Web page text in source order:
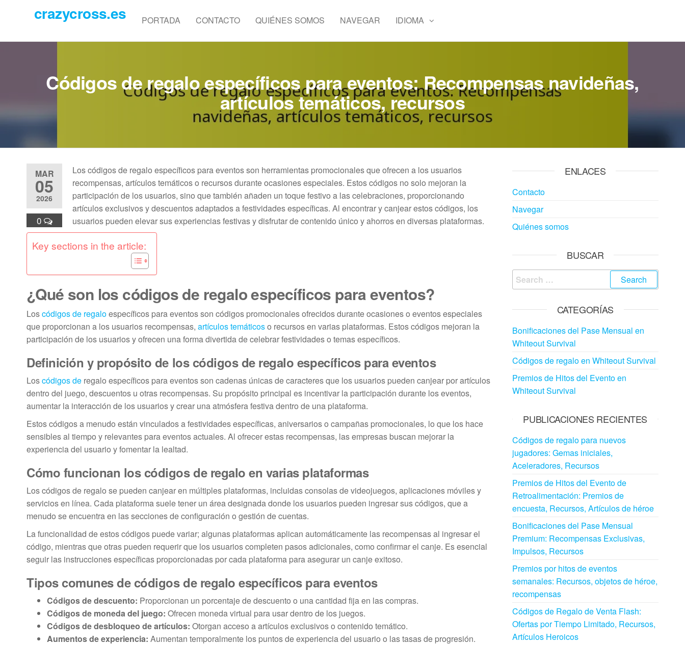
content
crazycross.es PORTADA CONTACTO QUIÉNES SOMOS NAVEGAR IDIOMA
Códigos de regalo específicos para eventos: Recompensas navideñas,
artículos temáticos, recursos
MAR
05
2026
0
Los códigos de regalo específicos para eventos son herramientas promocionales que ofrecen a los usuarios
recompensas, artículos temáticos o recursos durante ocasiones especiales. Estos códigos no solo mejoran la
participación de los usuarios, sino que también añaden un toque festivo a las celebraciones, proporcionando
artículos exclusivos y descuentos adaptados a festividades específicas. Al encontrar y canjear estos códigos, los
usuarios pueden elevar sus experiencias festivas y disfrutar de contenido único y ahorros en diversas plataformas.
Key sections in the article:
¿Qué son los códigos de regalo específicos para eventos?
Loscódigos de regaloespecíficos para eventos son códigos promocionales ofrecidos durante ocasiones o eventos especiales
que proporcionan a los usuarios recompensas, artículos temáticoso recursos en varias plataformas. Estos códigos mejoran la
participación de los usuarios y ofrecen una forma divertida de celebrar festividades o temas específicos.
Definición y propósito de los códigos de regalo específicos para eventos
Loscódigos de regalo específicos para eventos son cadenas únicas de caracteres que los usuarios pueden canjear por artículos
dentro del juego, descuentos u otras recompensas. Su propósito principal es incentivar la participación durante los eventos,
aumentar la interacción de los usuarios y crear una atmósfera festiva dentro de una plataforma.
Estos códigos a menudo están vinculados a festividades específicas, aniversarios o campañas promocionales, lo que los hace
sensibles al tiempo y relevantes para eventos actuales. Al ofrecer estas recompensas, las empresas buscan mejorar la
experiencia del usuario y fomentar la lealtad.
Cómo funcionan los códigos de regalo en varias plataformas
Los códigos de regalo se pueden canjear en múltiples plataformas, incluidas consolas de videojuegos, aplicaciones móviles y
servicios en línea. Cada plataforma suele tener un área designada donde los usuarios pueden ingresar sus códigos, que a
menudo se encuentra en las secciones de configuración o gestión de cuentas.
La funcionalidad de estos códigos puede variar; algunas plataformas aplican automáticamente las recompensas al ingresar el
código, mientras que otras pueden requerir que los usuarios completen pasos adicionales, como confirmar el canje. Es esencial
seguir las instrucciones específicas proporcionadas por cada plataforma para asegurar un canje exitoso.
Tipos comunes de códigos de regalo específicos para eventos
Códigos de descuento: Proporcionan un porcentaje de descuento o una cantidad fija en las compras.
Códigos de moneda del juego: Ofrecen moneda virtual para usar dentro de los juegos.
Códigos de desbloqueo de artículos: Otorgan acceso a artículos exclusivos o contenido temático.
Aumentos de experiencia: Aumentan temporalmente los puntos de experiencia del usuario o las tasas de progresión.
ENLACES
Contacto
Navegar
Quiénes somos
BUSCAR
Search
for:
CATEGORÍAS
Bonificaciones del Pase Mensual en
Whiteout Survival
Códigos de regalo en Whiteout Survival
Premios de Hitos del Evento en
Whiteout Survival
PUBLICACIONES RECIENTES
Códigos de regalo para nuevos
jugadores: Gemas iniciales,
Aceleradores, Recursos
Premios de Hitos del Evento de
Retroalimentación: Premios de
encuesta, Recursos, Artículos de héroe
Bonificaciones del Pase Mensual
Premium: Recompensas Exclusivas,
Impulsos, Recursos
Premios por hitos de eventos
semanales: Recursos, objetos de héroe,
recompensas
Códigos de Regalo de Venta Flash:
Ofertas por Tiempo Limitado, Recursos,
Artículos Heroicos